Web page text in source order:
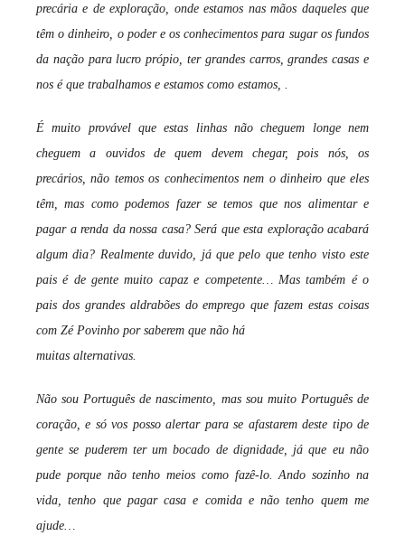
precária e de exploração, onde estamos nas mãos daqueles que
têm o dinheiro, o poder e os conhecimentos para sugar os fundos
da nação para lucro própio, ter grandes carros, grandes casas e
nos é que trabalhamos e estamos como estamos, .
É muito provável que estas linhas não cheguem longe nem
cheguem a ouvidos de quem devem chegar, pois nós, os
precários, não temos os conhecimentos nem o dinheiro que eles
têm, mas como podemos fazer se temos que nos alimentar e
pagar a renda da nossa casa? Será que esta exploração acabará
algum dia? Realmente duvido, já que pelo que tenho visto este
pais é de gente muito capaz e competente… Mas também é o
pais dos grandes aldrabões do emprego que fazem estas coisas
com Zé Povinho por saberem que não há
muitas alternativas.
Não sou Português de nascimento, mas sou muito Português de
coração, e só vos posso alertar para se afastarem deste tipo de
gente se puderem ter um bocado de dignidade, já que eu não
pude porque não tenho meios como fazê-lo. Ando sozinho na
vida, tenho que pagar casa e comida e não tenho quem me
ajude…